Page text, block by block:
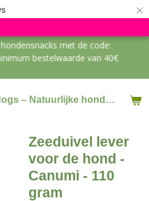
×
Healthyfordogs – Natuurlijke hondensnacks & supplementen
met de code:
bestelwaarde van 40€
Zeeduivel lever
voor de hond -
Canumi - 110
gram